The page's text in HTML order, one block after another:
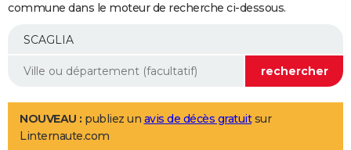
Essais
Réserver un essai
Citadines
Berlines
SUV
Forum auto
+
Mobiles
Meilleur smartphone
Internet
Ordinateurs
Jeux vidéo
Guide high-tech
Aménagement intérieur
LIFESTYLE
Art de vivre
Bien-être
Loisirs
Mode
Modes de vie
commune dans le moteur de recherche ci-dessous.
NOUVEAU : publiez un avis de décès gratuitsur
Linternaute.com